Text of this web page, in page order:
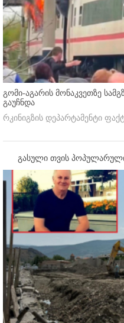
გომი-აგარის მონაკვეთზე
გაუჩნდა
რკინიგზის დეპარტამენტი
გასული თვის